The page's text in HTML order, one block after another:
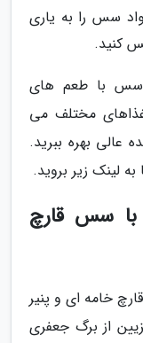
سس را به یاری
کنید.
سس با طعم های
مختلف می
عالی بهره ببرید.
لینک زیر بروید.
با سس قارچ
خامه ای و پنیر
از برگ جعفری